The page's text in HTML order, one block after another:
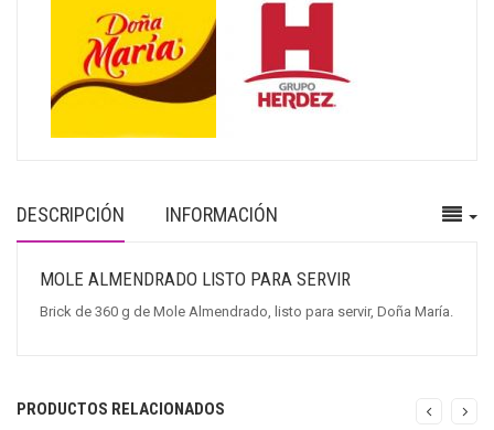
DESCRIPCIÓN INFORMACIÓN
MOLE ALMENDRADO LISTO PARA SERVIR
Brick de 360 g de Mole Almendrado, listo para servir, Doña María.
PRODUCTOS RELACIONADOS